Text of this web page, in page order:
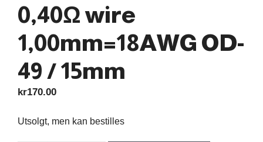
0,40Ω wire
1,00mm=18AWG OD-
49 / 15mm
kr170.00
Utsolgt, men kan bestilles